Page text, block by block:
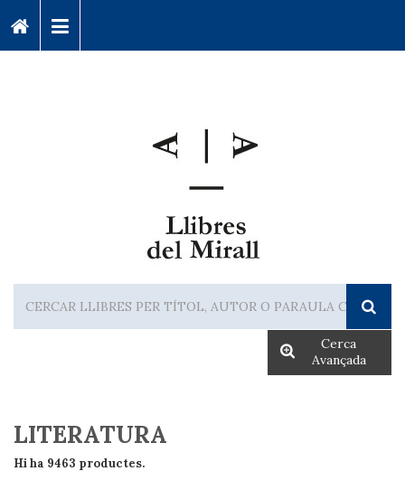
Cerca
Avançada
LITERATURA
Hi ha 9463 productes.